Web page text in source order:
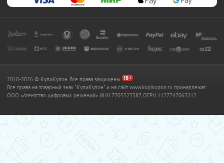
2010-2026 © КупиКупон. Все права защищены.
Все права на товарный знак "КупиКупон" и на сайт www.kupikupon.ru принадлежат
OOO «Агентство цифровых решений» ИНН 7705523387, ОГРН 1127747063212